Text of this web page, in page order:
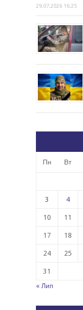
29.07.2026 16:25
Пн Вт
3 4
10 11
17 18
24 25
31
« Лип